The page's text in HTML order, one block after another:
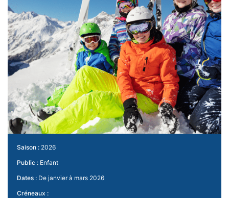
Saison : 2026
Public : Enfant
Dates : De janvier à mars 2026
Créneaux :